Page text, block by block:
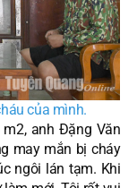
của mình.
anh Đặng Văn
may mắn bị cháy
ngôi lán tạm. Khi